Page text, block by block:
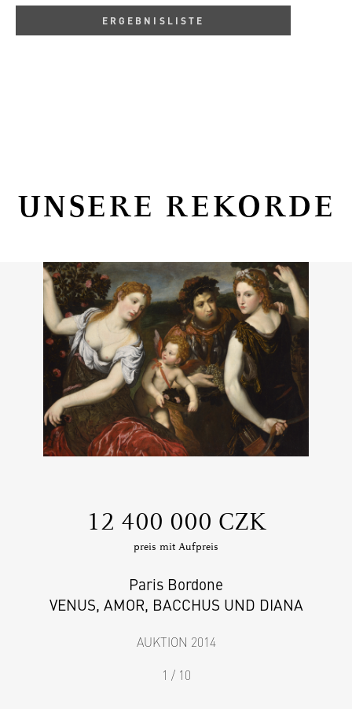
ERGEBNISLISTE
UNSERE REKORDE
‍12 400 000 CZK
preis mit Aufpreis
Paris Bordone
VENUS, AMOR, BACCHUS UND DIANA
AUKTION 2014
1 / 10